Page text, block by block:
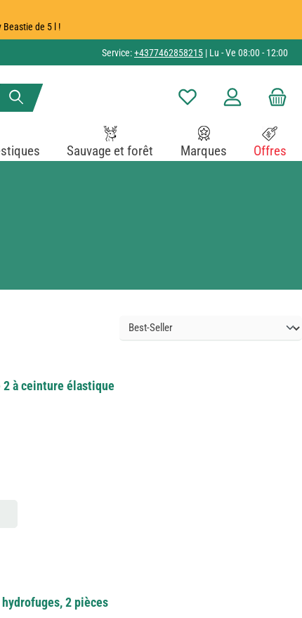
Beastie de 5 l !
Service:+4377462858215 | Lu - Ve 08:00 - 12:00
Vous avez 0 articles dans
Sauvage et forêt Marques Offres
à ceinture élastique
2 pièces